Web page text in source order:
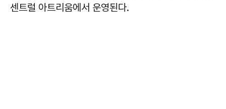
센트럴 아트리움에서 운영된다.